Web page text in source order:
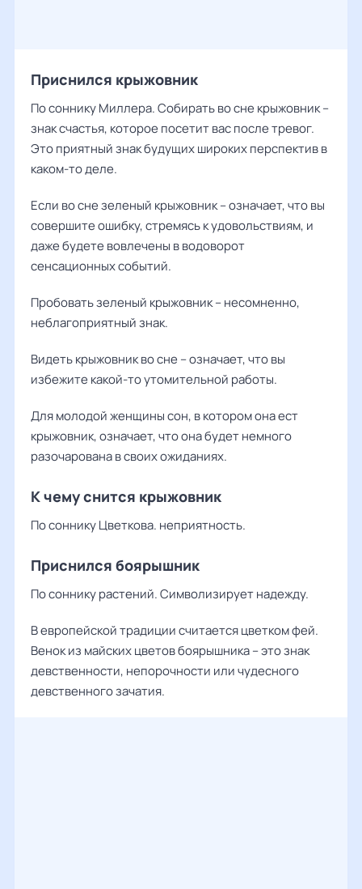
Приснился крыжовник
По соннику Миллера. Собирать во сне крыжовник –
знак счастья, которое посетит вас после тревог.
Это приятный знак будущих широких перспектив в
каком-то деле.
Если во сне зеленый крыжовник – означает, что вы
совершите ошибку, стремясь к удовольствиям, и
даже будете вовлечены в водоворот
сенсационных событий.
Пробовать зеленый крыжовник – несомненно,
неблагоприятный знак.
Видеть крыжовник во сне – означает, что вы
избежите какой-то утомительной работы.
Для молодой женщины сон, в котором она ест
крыжовник, означает, что она будет немного
разочарована в своих ожиданиях.
К чему снится крыжовник
По соннику Цветкова. неприятность.
Приснился боярышник
По соннику растений. Символизирует надежду.
В европейской традиции считается цветком фей.
Венок из майских цветов боярышника – это знак
девственности, непорочности или чудесного
девственного зачатия.